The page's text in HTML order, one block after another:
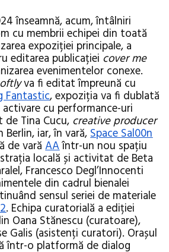
înseamnă, acum, întâlniri
cu membrii echipei din toată
expoziției principale, a
editarea publicației cover me
evenimentelor conexe.
va fi editat împreună cu
Fantastic, expoziția va fi dublată
cu performance-uri
Tina Cucu, creative producer
Berlin, iar, în vară,Space Sal00n
de varăAAîntr-un nou spațiu
locală și activitat de Beta
Francesco Degl’Innocenti
din cadrul bienalei
sensul seriei de materiale
. Echipa curatorială a ediției
Oana Stănescu (curatoare),
Galis (asistenți curatori). Orașul
într-o platformă de dialog